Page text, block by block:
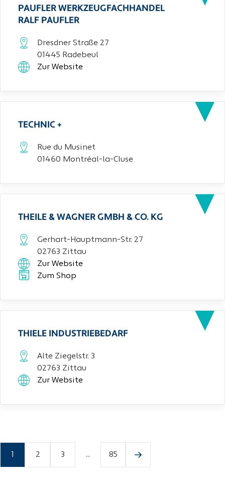
PAUFLER WERKZEUGFACHHANDEL
RALF PAUFLER
Dresdner Straße 27
01445 Radebeul
Zur Website
TECHNIC +
Rue du Musinet
01460 Montréal-la-Cluse
THEILE & WAGNER GMBH & CO. KG
Gerhart-Hauptmann-Str. 27
02763 Zittau
Zur Website
Zum Shop
THIELE INDUSTRIEBEDARF
Alte Ziegelstr. 3
02763 Zittau
Zur Website
2 3 ... 85